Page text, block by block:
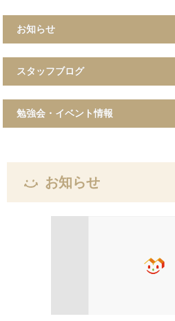
お知らせ
スタッフブログ
勉強会・イベント情報
お知らせ